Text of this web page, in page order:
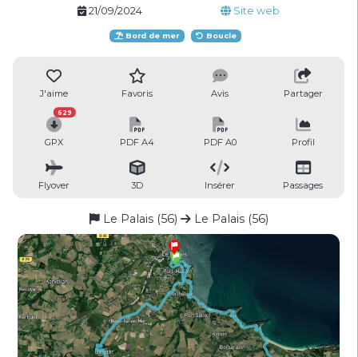
21/09/2024 Site web
Bord de mer Boucle
J'aime Favoris Avis Partager
GPX
629
PDF A4 PDF A0 Profil
Flyover 3D Insérer Passages
Le Palais (56) Le Palais (56)